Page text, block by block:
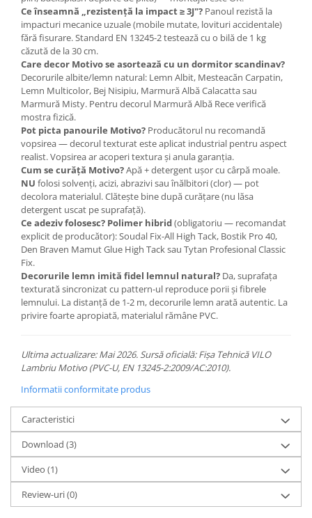
Ce înseamnă „rezistență la impact ≥ 3J"? Panoul rezistă la
impacturi mecanice uzuale (mobile mutate, lovituri accidentale)
fără fisurare. Standard EN 13245-2 testează cu o bilă de 1 kg
căzută de la 30 cm.
Care decor Motivo se asortează cu un dormitor scandinav?
Decorurile albite/lemn natural: Lemn Albit, Mesteacăn Carpatin,
Lemn Multicolor, Bej Nisipiu, Marmură Albă Calacatta sau
Marmură Misty. Pentru decorul Marmură Albă Rece verifică
mostra fizică.
Pot picta panourile Motivo? Producătorul nu recomandă
vopsirea — decorul texturat este aplicat industrial pentru aspect
realist. Vopsirea ar acoperi textura și anula garanția.
Cum se curăță Motivo?Apă + detergent ușor cu cârpă moale.
NU folosi solvenți, acizi, abrazivi sau înălbitori (clor) — pot
decolora materialul. Clătește bine după curățare (nu lăsa
detergent uscat pe suprafață).
Ce adeziv folosesc? Polimer hibrid(obligatoriu — recomandat
explicit de producător): Soudal Fix-All High Tack, Bostik Pro 40,
Den Braven Mamut Glue High Tack sau Tytan Profesional Classic
Fix.
Decorurile lemn imită fidel lemnul natural? Da, suprafața
texturată sincronizat cu pattern-ul reproduce porii și fibrele
lemnului. La distanță de 1-2 m, decorurile lemn arată autentic. La
privire foarte apropiată, materialul rămâne PVC.
Ultima actualizare: Mai 2026. Sursă oficială: Fișa Tehnică VILO
Lambriu Motivo (PVC-U, EN 13245-2:2009/AC:2010).
Informatii conformitate produs
Caracteristici
Download (3)
Video (1)
Review-uri(0)